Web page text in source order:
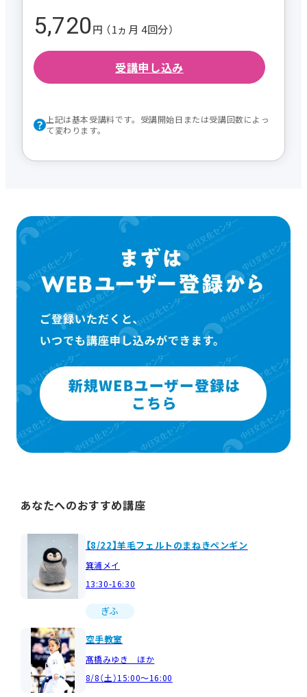
5,720円 （1ヵ月 4回分）
受講申し込み
上記は基本受講料です。受講開始日または受講回数によっ
て変わります。
あなたへのおすすめ講座
【8/22】羊毛フェルトのまねきペンギン
箕浦メイ
13:30-16:30
ぎふ
空手教室
髙橋みゆき ほか
8/8（土）15:00～16:00